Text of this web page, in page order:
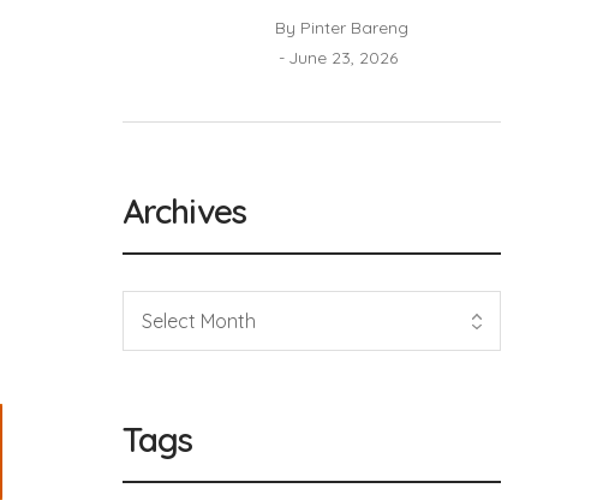
By Pinter Bareng
June 23, 2026
Archives
Tags